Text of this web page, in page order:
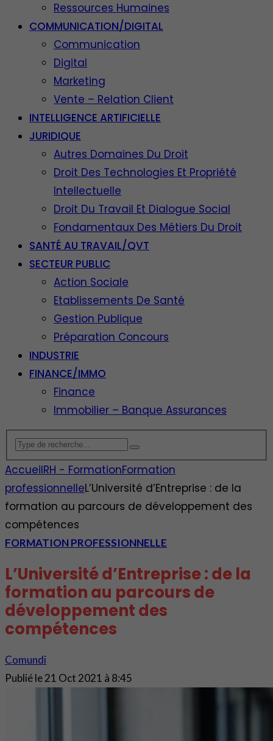
Ressources Humaines
COMMUNICATION/DIGITAL
Communication
Digital
Marketing
Vente – Relation Client
INTELLIGENCE ARTIFICIELLE
JURIDIQUE
Autres Domaines Du Droit
Droit Des Technologies Et Propriété
Intellectuelle
Droit Du Travail Et Dialogue Social
Fondamentaux Des Métiers Du Droit
SANTÉ AU TRAVAIL/QVT
SECTEUR PUBLIC
Action Sociale
Etablissements De Santé
Gestion Publique
Préparation Concours
INDUSTRIE
FINANCE/IMMO
Finance
Immobilier – Banque Assurances
AccueilRH - FormationFormation
professionnelleL’Université d’Entreprise : de la
formation au parcours de développement des
compétences
FORMATION PROFESSIONNELLE
L’Université d’Entreprise : de la
formation au parcours de
développement des
compétences
Comundi
Publié le21 Oct 2021 à 8:45